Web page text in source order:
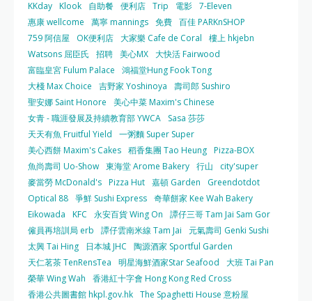
KKday Klook 自助餐 便利店 Trip 電影 7-Eleven
惠康 wellcome
萬寧 mannings 免費 百佳 PARKnSHOP
759 阿信屋
OK便利店 大家樂 Cafe de Coral
樓上 hkjebn
Watsons 屈臣氏
招聘 美心MX 大快活 Fairwood
富臨皇宮 Fulum Palace
鴻福堂Hung Fook Tong
大棧 Max Choice
吉野家 Yoshinoya
壽司郎 Sushiro
聖安娜 Saint Honore
美心中菜 Maxim's Chinese
女青 - 職涯發展及持續教育部 YWCA
Sasa 莎莎
天天有魚 Fruitful Yield
一粥麵 Super Super
美心西餅 Maxim's Cakes 稻香集團 Tao Heung Pizza-BOX
魚尚壽司 Uo-Show 東海堂 Arome Bakery 行山
city'super
麥當勞 McDonald's Pizza Hut 嘉頓 Garden
Greendotdot
Optical 88 爭鮮 Sushi Express 奇華餅家 Kee Wah Bakery
Eikowada
KFC 永安百貨 Wing On
譚仔三哥 Tam Jai Sam Gor
僱員再培訓局 erb
譚仔雲南米線 Tam Jai
元氣壽司 Genki Sushi
太興 Tai Hing
日本城 JHC
陶源酒家 Sportful Garden
天仁茗茶 TenRensTea
明星海鮮酒家Star Seafood
大班 Tai Pan
榮華 Wing Wah
香港紅十字會 Hong Kong Red Cross
香港公共圖書館 hkpl.gov.hk The Spaghetti House 意粉屋